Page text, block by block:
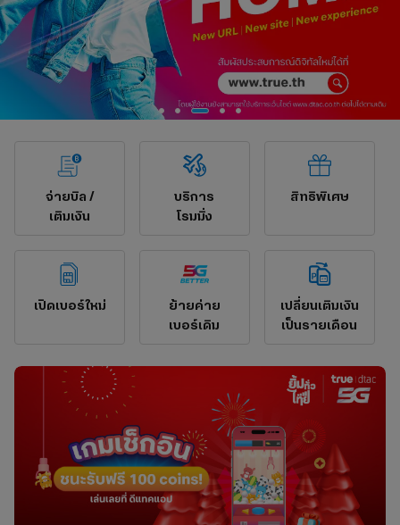
จ่ายบิล /
เติมเงิน
บริการ
โรมมิ่ง
สิทธิพิเศษ
เปิดเบอร์ใหม่
ย้ายค่าย
เบอร์เดิม
เปลี่ยนเติมเงิน
เป็นรายเดือน